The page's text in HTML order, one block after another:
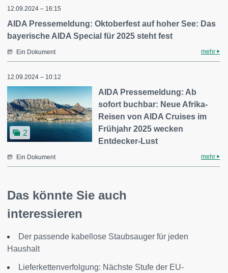
12.09.2024 – 16:15
AIDA Pressemeldung: Oktoberfest auf hoher See: Das
bayerische AIDA Special für 2025 steht fest
Ein Dokument mehr
12.09.2024 – 10:12
2
AIDA Pressemeldung: Ab
sofort buchbar: Neue Afrika-
Reisen von AIDA Cruises im
Frühjahr 2025 wecken
Entdecker-Lust
Ein Dokument mehr
Das könnte Sie auch
interessieren
Der passende kabellose Staubsauger für jeden
Haushalt
Lieferkettenverfolgung: Nächste Stufe der EU-